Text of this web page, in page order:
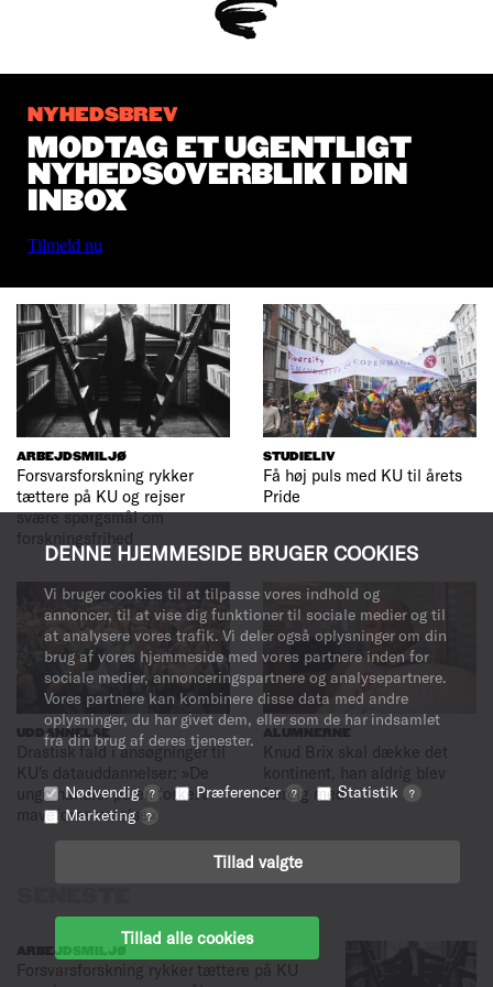
DENNE HJEMMESIDE BRUGER COOKIES
Vi bruger cookies til at tilpasse vores indhold og
annoncer, til at vise dig funktioner til sociale medier og til
at analysere vores trafik. Vi deler også oplysninger om din
brug af vores hjemmeside med vores partnere inden for
sociale medier, annonceringspartnere og analysepartnere.
Vores partnere kan kombinere disse data med andre
oplysninger, du har givet dem, eller som de har indsamlet
fra din brug af deres tjenester.
Nødvendig ? Præferencer ? Statistik ?
Marketing ?
Tillad valgte
Tillad alle cookies
NYHEDSBREV
MODTAG ET UGENTLIGT
NYHEDSOVERBLIK I DIN
INBOX
Tilmeld nu
ARBEJDSMILJØ
Forsvarsforskning rykker
tættere på KU og rejser
svære spørgsmål om
forskningsfrihed
STUDIELIV
Få høj puls med KU til årets
Pride
UDDANNELSE
Drastisk fald i ansøgninger til
KU's datauddannelser: »De
unge handler på en forkert
mavefornemmelse«
ALUMNERNE
Knud Brix skal dække det
kontinent, han aldrig blev
færdig med
ARBEJDSMILJØ
Forsvarsforskning rykker tættere på KU